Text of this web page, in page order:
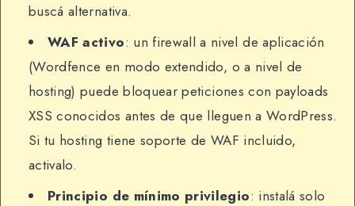
buscá alternativa.
WAF activo: un firewall a nivel de aplicación
(Wordfence en modo extendido, o a nivel de
hosting) puede bloquear peticiones con payloads
XSS conocidos antes de que lleguen a WordPress.
Si tu hosting tiene soporte de WAF incluido,
activalo.
Principio de mínimo privilegio: instalá solo